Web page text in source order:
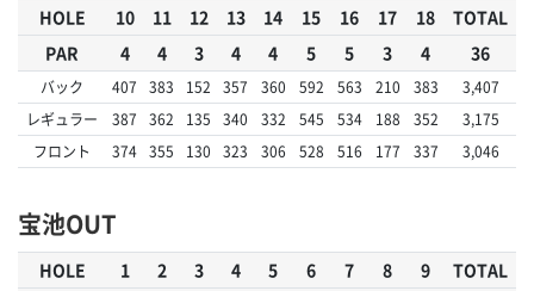
HOLE 10 11 12 13 14 15 16 17 18
TOTAL
PAR
4 4 3 4 4 5 5 3 4 36
バック 407 383 152 357 360 592 563 210 383
3,407
レギュラー
387 362 135 340 332 545 534 188 352
3,175
フロント
374 355 130 323 306 528 516 177 337 3,046
宝池OUT
HOLE 1 2 3 4 5 6 7 8 9
TOTAL